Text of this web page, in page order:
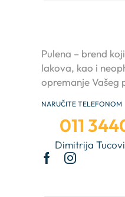
Pulena – brend
lakova, kao i
opremanje Vašeg
NARUČITE TELEFONOM
011
Dimitrija